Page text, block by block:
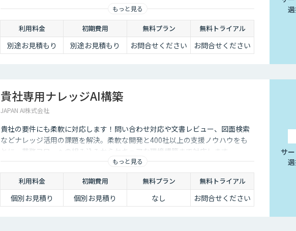
もっと見る
利用料金 初期費用 無料プラン 無料トライアル
別途お見積もり 別途お見積もり お問合せください お問合せください
貴社専用ナレッジAI構築
JAPAN AI株式会社
貴社の要件にも柔軟に対応します！問い合わせ対応や文書レビュー、図面検索
などナレッジ活用の課題を解決。柔軟な開発と400社以上の支援ノウハウをも
とに、業務フローへの組み込みからセキュアな環境構築まで対応します。
もっと見る
利用料金 初期費用 無料プラン 無料トライアル
個別お見積り 個別お見積り なし お問合せください
サ